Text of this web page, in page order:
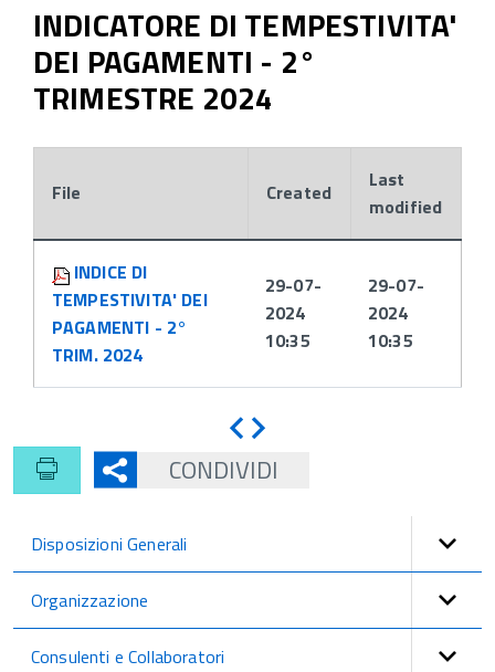
INDICATORE DI TEMPESTIVITA'
DEI PAGAMENTI - 2°
TRIMESTRE 2024
Attachments:
File Created
Last
modified
INDICE DI
TEMPESTIVITA' DEI
PAGAMENTI - 2°
TRIM. 2024
29-07-
2024
10:35
29-07-
2024
10:35
Indietro
CONDIVIDI
Disposizioni Generali
Organizzazione
Consulenti e Collaboratori